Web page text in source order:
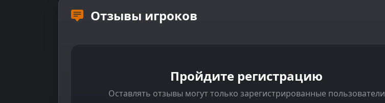
Отзывы игроков
Пройдите регистрацию
Оставлять отзывы могут только зарегистрированные пользователи